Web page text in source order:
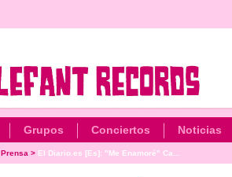
Grupos Conciertos Noticias
Prensa > El Diario.es [Es]: "Me Enamoré" Ca...